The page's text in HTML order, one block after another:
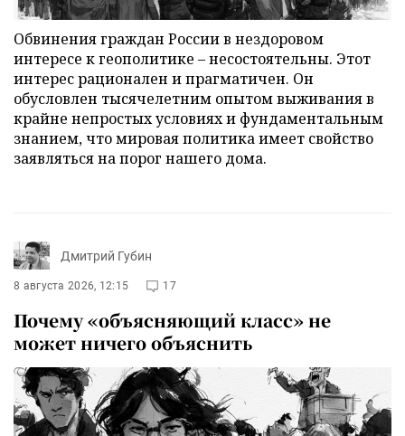
Обвинения граждан России в нездоровом
интересе к геополитике – несостоятельны. Этот
интерес рационален и прагматичен. Он
обусловлен тысячелетним опытом выживания в
крайне непростых условиях и фундаментальным
знанием, что мировая политика имеет свойство
заявляться на порог нашего дома.
Дмитрий Губин
8 августа 2026, 12:15 17
Почему «объясняющий класс» не
может ничего объяснить